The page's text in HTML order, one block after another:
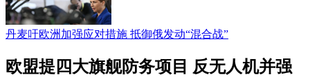
丹麦吁欧洲加强应对措施 抵御俄发动“混合战”
欧盟提四大旗舰防务项目 反无人机并强